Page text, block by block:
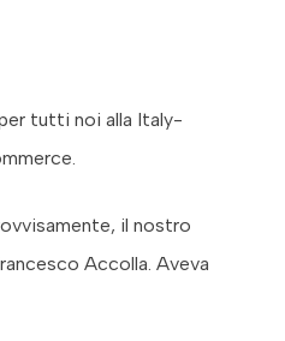
tutti noi alla Italy-
il nostro
Accolla. Aveva